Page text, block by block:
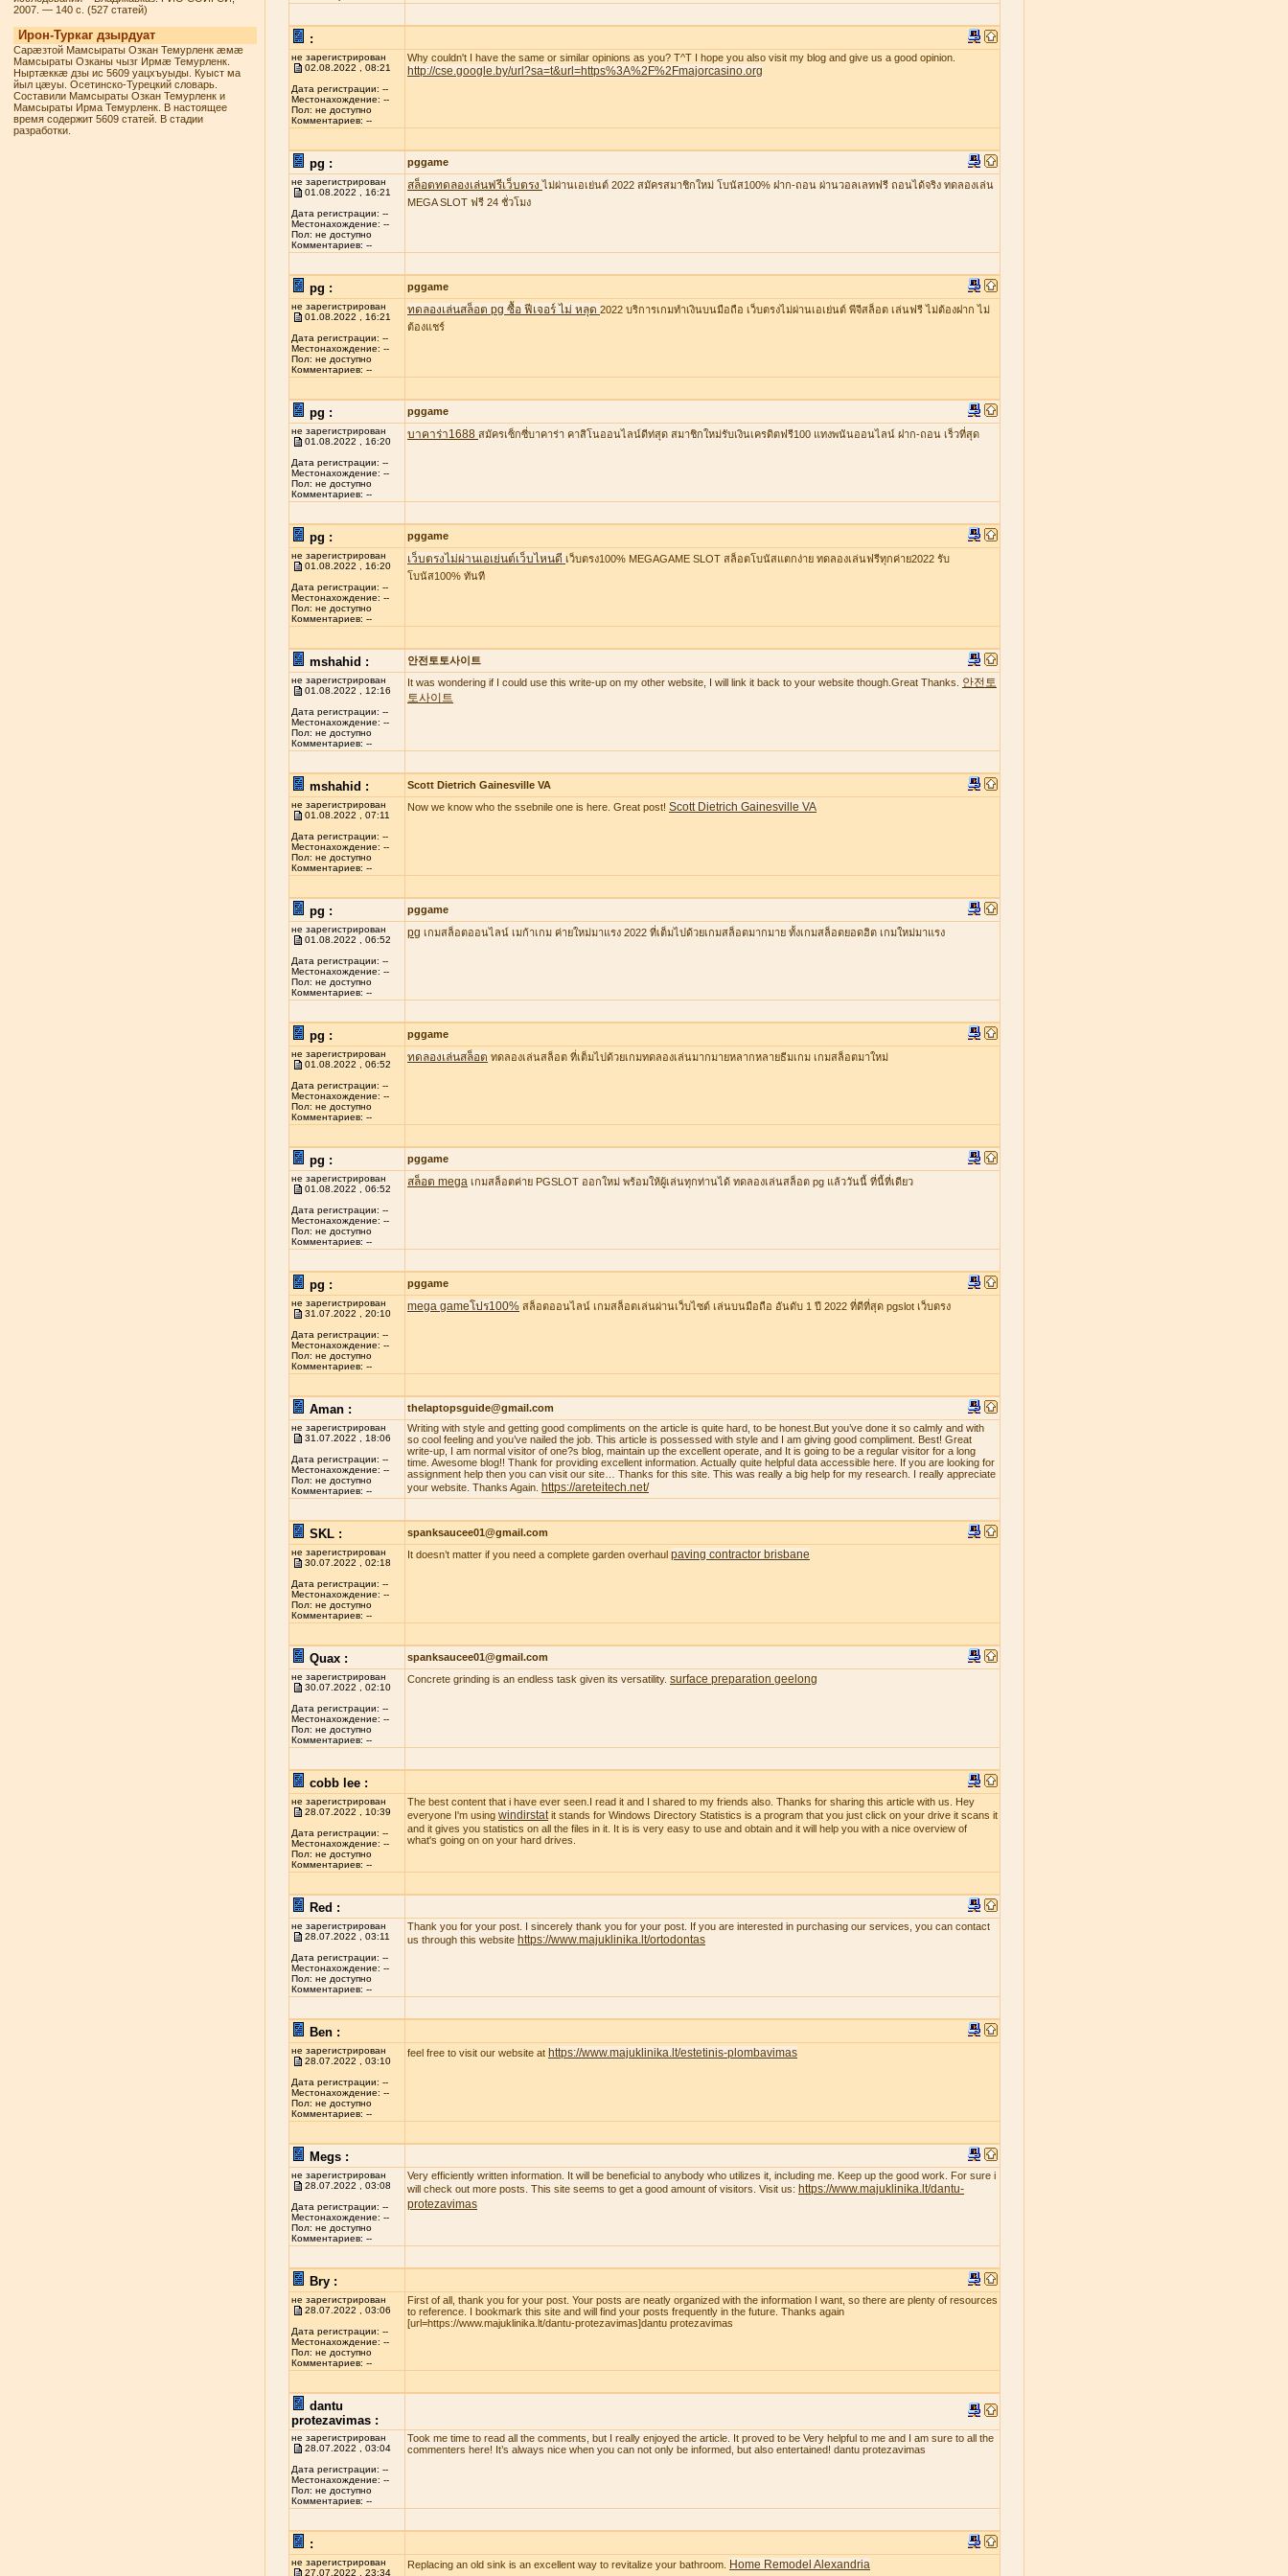
2007. — 140 с. (527 статей)
Ирон-Туркаг дзырдуат
Сарæзтой Мамсыраты Озкан Темурленк æмæ
Мамсыраты Озканы чызг Ирмæ Темурленк.
Ныртæккæ дзы ис 5609 уацхъуыды. Куыст ма
йыл цæуы. Осетинско-Турецкий словарь.
Составили Мамсыраты Озкан Темурленк и
Мамсыраты Ирма Темурленк. В настоящее
время содержит 5609 статей. В стадии
разработки.
:
не зарегистрирован
02.08.2022 , 08:21
Дата регистрации: --
Местонахождение: --
Пол: не доступно
Комментариев: --
Why couldn't I have the same or similar opinions as you? T^T I hope you also visit my blog and give us a good opinion.
http://cse.google.by/url?sa=t&url=https%3A%2F%2Fmajorcasino.org
pg : pggame
не зарегистрирован
01.08.2022 , 16:21
Дата регистрации: --
Местонахождение: --
Пол: не доступно
Комментариев: --
สล็อตทดลองเล่นฟรีเว็บตรงไม่ผ่านเอเย่นต์ 2022 สมัครสมาชิกใหม่ โบนัส100% ฝาก-ถอน ผ่านวอลเลทฟรี ถอนได้จริง ทดลองเล่น
MEGA SLOT ฟรี 24 ชั่วโมง
pg : pggame
не зарегистрирован
01.08.2022 , 16:21
Дата регистрации: --
Местонахождение: --
Пол: не доступно
Комментариев: --
ทดลองเล่นสล็อต pg ซื้อ ฟีเจอร์ ไม่ หลุด 2022 บริการเกมทำเงินบนมือถือ เว็บตรงไม่ผ่านเอเย่นต์ พีจีสล็อต เล่นฟรี ไม่ต้องฝาก ไม่
ต้องแชร์
pg : pggame
не зарегистрирован
01.08.2022 , 16:20
Дата регистрации: --
Местонахождение: --
Пол: не доступно
Комментариев: --
บาคาร่า1688 สมัครเซ็กซี่บาคาร่า คาสิโนออนไลน์ดีท่สุด สมาชิกใหม่รับเงินเครดิตฟรี100 แทงพนันออนไลน์ ฝาก-ถอน เร็วที่สุด
pg : pggame
не зарегистрирован
01.08.2022 , 16:20
Дата регистрации: --
Местонахождение: --
Пол: не доступно
Комментариев: --
เว็บตรงไม่ผ่านเอเย่นต์เว็บไหนดี เว็บตรง100% MEGAGAME SLOT สล็อตโบนัสแตกง่าย ทดลองเล่นฟรีทุกค่าย2022 รับ
โบนัส100% ทันที
mshahid : 안전토토사이트
не зарегистрирован
01.08.2022 , 12:16
Дата регистрации: --
Местонахождение: --
Пол: не доступно
Комментариев: --
It was wondering if I could use this write-up on my other website, I will link it back to your website though.Great Thanks. 안전토
토사이트
mshahid : Scott Dietrich Gainesville VA
не зарегистрирован
01.08.2022 , 07:11
Дата регистрации: --
Местонахождение: --
Пол: не доступно
Комментариев: --
Now we know who the ssebnile one is here. Great post! Scott Dietrich Gainesville VA
pg : pggame
не зарегистрирован
01.08.2022 , 06:52
Дата регистрации: --
Местонахождение: --
Пол: не доступно
Комментариев: --
pg เกมสล็อตออนไลน์ เมก้าเกม ค่ายใหม่มาแรง 2022 ที่เต็มไปด้วยเกมสล็อตมากมาย ทั้งเกมสล็อตยอดฮิต เกมใหม่มาแรง
pg : pggame
не зарегистрирован
01.08.2022 , 06:52
Дата регистрации: --
Местонахождение: --
Пол: не доступно
Комментариев: --
ทดลองเล่นสล็อต ทดลองเล่นสล็อต ที่เต็มไปด้วยเกมทดลองเล่นมากมายหลากหลายธีมเกม เกมสล็อตมาใหม่
pg : pggame
не зарегистрирован
01.08.2022 , 06:52
Дата регистрации: --
Местонахождение: --
Пол: не доступно
Комментариев: --
สล็อต mega เกมสล็อตค่าย PGSLOT ออกใหม่ พร้อมให้ผู้เล่นทุกท่านได้ ทดลองเล่นสล็อต pg แล้ววันนี้ ที่นี้ที่เดียว
pg : pggame
не зарегистрирован
31.07.2022 , 20:10
Дата регистрации: --
Местонахождение: --
Пол: не доступно
Комментариев: --
mega gameโปร100% สล็อตออนไลน์ เกมสล็อตเล่นผ่านเว็บไซต์ เล่นบนมือถือ อันดับ 1 ปี 2022 ที่ดีที่สุด pgslot เว็บตรง
Aman : thelaptopsguide@gmail.com
не зарегистрирован
31.07.2022 , 18:06
Дата регистрации: --
Местонахождение: --
Пол: не доступно
Комментариев: --
Writing with style and getting good compliments on the article is quite hard, to be honest.But you’ve done it so calmly and with
so cool feeling and you’ve nailed the job. This article is possessed with style and I am giving good compliment. Best! Great
write-up, I am normal visitor of one?s blog, maintain up the excellent operate, and It is going to be a regular visitor for a long
time. Awesome blog!! Thank for providing excellent information. Actually quite helpful data accessible here. If you are looking for
assignment help then you can visit our site… Thanks for this site. This was really a big help for my research. I really appreciate
your website. Thanks Again.
https://areteitech.net/
SKL : spanksaucee01@gmail.com
не зарегистрирован
30.07.2022 , 02:18
Дата регистрации: --
Местонахождение: --
Пол: не доступно
Комментариев: --
It doesn’t matter if you need a complete garden overhaul paving contractor brisbane
Quax : spanksaucee01@gmail.com
не зарегистрирован
30.07.2022 , 02:10
Дата регистрации: --
Местонахождение: --
Пол: не доступно
Комментариев: --
Concrete grinding is an endless task given its versatility. surface preparation geelong
cobb lee :
не зарегистрирован
28.07.2022 , 10:39
Дата регистрации: --
Местонахождение: --
Пол: не доступно
Комментариев: --
The best content that i have ever seen.I read it and I shared to my friends also. Thanks for sharing this article with us. Hey
everyone I'm using windirstat it stands for Windows Directory Statistics is a program that you just click on your drive it scans it
and it gives you statistics on all the files in it. It is is very easy to use and obtain and it will help you with a nice overview of
what's going on on your hard drives.
Red :
не зарегистрирован
28.07.2022 , 03:11
Дата регистрации: --
Местонахождение: --
Пол: не доступно
Комментариев: --
Thank you for your post. I sincerely thank you for your post. If you are interested in purchasing our services, you can contact
us through this website https://www.majuklinika.lt/ortodontas
Ben :
не зарегистрирован
28.07.2022 , 03:10
Дата регистрации: --
Местонахождение: --
Пол: не доступно
Комментариев: --
feel free to visit our website at https://www.majuklinika.lt/estetinis-plombavimas
Megs :
не зарегистрирован
28.07.2022 , 03:08
Дата регистрации: --
Местонахождение: --
Пол: не доступно
Комментариев: --
Very efficiently written information. It will be beneficial to anybody who utilizes it, including me. Keep up the good work. For sure i
will check out more posts. This site seems to get a good amount of visitors. Visit us: https://www.majuklinika.lt/dantu-
protezavimas
Bry :
не зарегистрирован
28.07.2022 , 03:06
Дата регистрации: --
Местонахождение: --
Пол: не доступно
Комментариев: --
First of all, thank you for your post. Your posts are neatly organized with the information I want, so there are plenty of resources
to reference. I bookmark this site and will find your posts frequently in the future. Thanks again
[url=https://www.majuklinika.lt/dantu-protezavimas]dantu protezavimas
dantu
protezavimas :
не зарегистрирован
28.07.2022 , 03:04
Дата регистрации: --
Местонахождение: --
Пол: не доступно
Комментариев: --
Took me time to read all the comments, but I really enjoyed the article. It proved to be Very helpful to me and I am sure to all the
commenters here! It’s always nice when you can not only be informed, but also entertained! dantu protezavimas
:
не зарегистрирован
27.07.2022 , 23:34
Replacing an old sink is an excellent way to revitalize your bathroom. Home Remodel Alexandria